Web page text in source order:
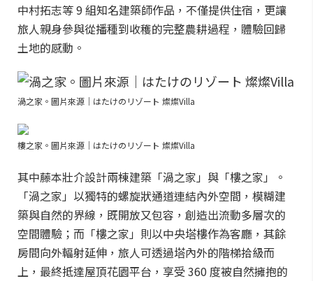
中村拓志等 9 組知名建築師作品，不僅提供住宿，更讓
旅人親身參與從播種到收穫的完整農耕過程，體驗回歸
土地的感動。
渦之家。圖片來源｜はたけのリゾート 燦燦Villa
樓之家。圖片來源｜はたけのリゾート 燦燦Villa
其中藤本壯介設計兩棟建築「渦之家」與「樓之家」。
「渦之家」以獨特的螺旋狀通道連結內外空間，模糊建
築與自然的界線，既開放又包容，創造出流動多層次的
空間體驗；而「樓之家」則以中央塔樓作為客廳，其餘
房間向外輻射延伸，旅人可透過塔內外的階梯拾級而
上，最終抵達屋頂花園平台，享受 360 度被自然擁抱的